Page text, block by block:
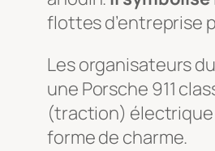
flottes d’entreprise
Les organisateurs
une Porsche 911
(traction) électrique
forme de charme.